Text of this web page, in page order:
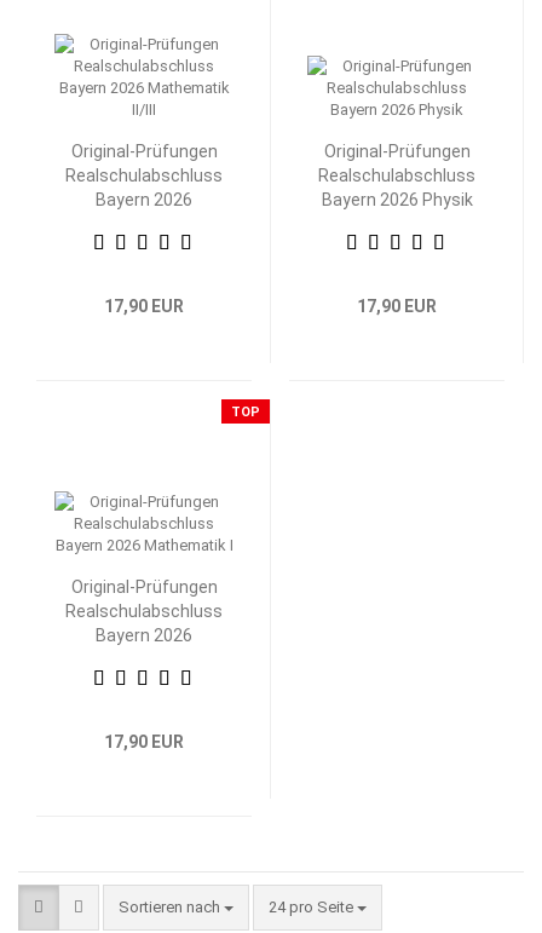
Original-Prüfungen
Realschulabschluss
Bayern 2026
17,90 EUR
Original-Prüfungen
Realschulabschluss
Bayern 2026 Physik
17,90 EUR
TOP
Original-Prüfungen
Realschulabschluss
Bayern 2026
17,90 EUR
Sortieren nach
Sortieren nach 24 pro Seite
pro Seite